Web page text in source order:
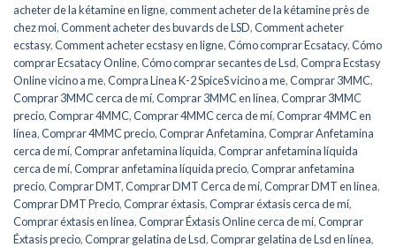
acheter de la kétamine en ligne,comment acheter de la kétamine près de
chez moi,Comment acheter des buvards de LSD,Comment acheter
ecstasy,Comment acheter ecstasy en ligne,Cómo comprar Ecsatacy,Cómo
comprar Ecsatacy Online,Cómo comprar secantes de Lsd,Compra Ecstasy
Online vicino a me,Compra Linea K-2 SpiceS vicino a me,Comprar 3MMC,
Comprar 3MMC cerca de mí,Comprar 3MMC en línea,Comprar 3MMC
precio,Comprar 4MMC,Comprar 4MMC cerca de mí,Comprar 4MMC en
línea,Comprar 4MMC precio,Comprar Anfetamina,Comprar Anfetamina
cerca de mí,Comprar anfetamina líquida,Comprar anfetamina líquida
cerca de mí,Comprar anfetamina líquida precio,Comprar anfetamina
precio,Comprar DMT,Comprar DMT Cerca de mí,Comprar DMT en línea,
Comprar DMT Precio,Comprar éxtasis,Comprar éxtasis cerca de mí,
Comprar éxtasis en línea,Comprar Éxtasis Online cerca de mí,Comprar
Éxtasis precio,Comprar gelatina de Lsd,Comprar gelatina de Lsd en línea,